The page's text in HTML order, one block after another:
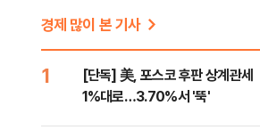
경제 많이 본 기사
1
[단독] 美, 포스코 후판 상계관세
1%대로…3.70%서 '뚝'